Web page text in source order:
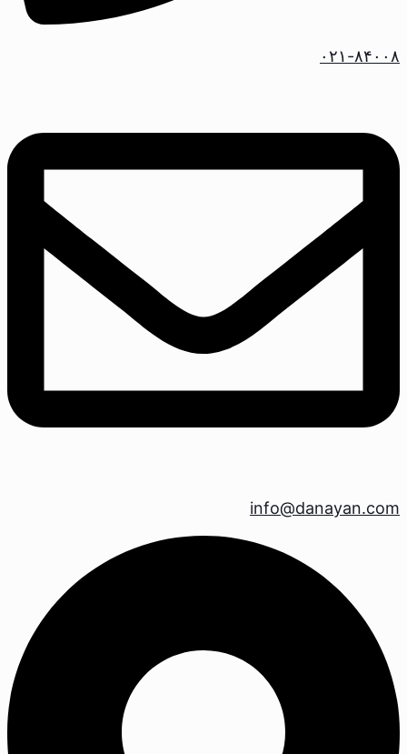
۰۲۱-۸۴۰۰۸
info@danayan.com